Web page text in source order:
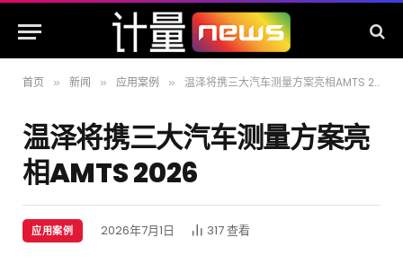
首页 » 新闻 » 应用案例 » 温泽将携三大汽车测量方案亮相AMTS 2026
温泽将携三大汽车测量方案亮
相AMTS 2026
应用案例 2026年7月1日 317查看